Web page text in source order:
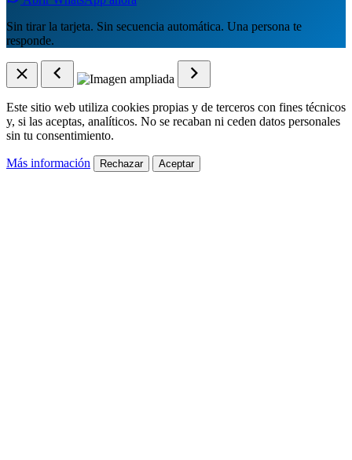
Sin tirar la tarjeta. Sin secuencia automática. Una persona te
responde.
Este sitio web utiliza cookies propias y de terceros con fines técnicos
y, si las aceptas, analíticos. No se recaban ni ceden datos personales
sin tu consentimiento.
Más información Rechazar Aceptar